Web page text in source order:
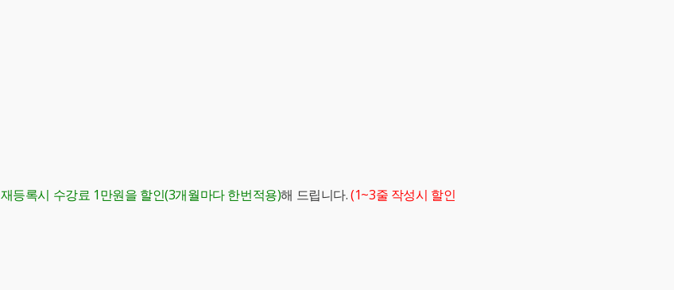
재등록시 수강료 1만원을 할인(3개월마다 한번적용)해 드립니다.(1~3줄 작성시 할인